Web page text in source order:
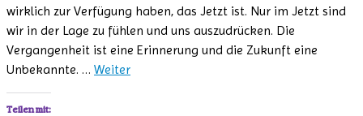
wirklich zur Verfügung haben, das Jetzt ist. Nur im Jetzt sind
wir in der Lage zu fühlen und uns auszudrücken. Die
Vergangenheit ist eine Erinnerung und die Zukunft eine
Unbekannte. … Weiter
Teilen mit: